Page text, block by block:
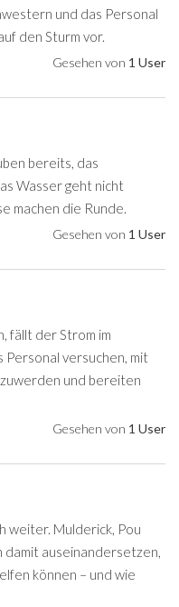
und das Personal
den Sturm vor.
Gesehen von 1 User
bereits, das
Wasser geht nicht
machen die Runde.
Gesehen von 1 User
fällt der Strom im
Personal versuchen, mit
und bereiten
Gesehen von 1 User
weiter. Mulderick, Pou
auseinandersetzen,
können – und wie